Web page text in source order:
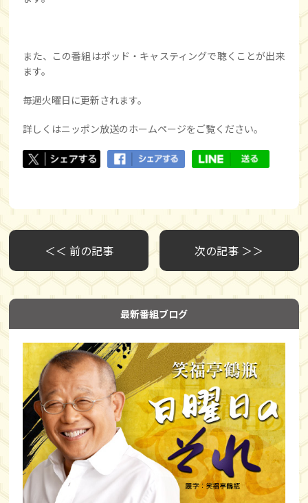
また、この番組はポッド・キャスティングで聴くことが出来
ます。
毎週火曜日に更新されます。
詳しくはニッポン放送のホームページをご覧ください。
＜＜ 前の記事 次の記事 ＞＞
最新番組ブログ